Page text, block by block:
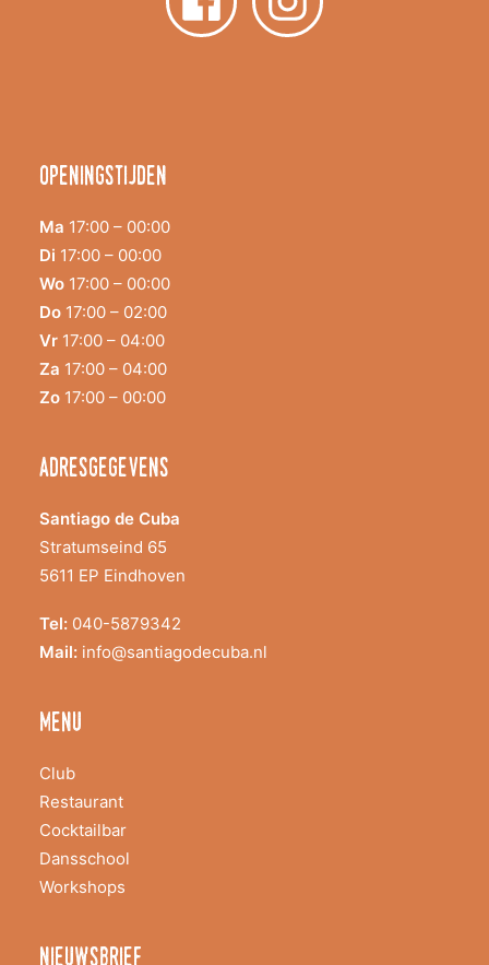
Openingstijden
Ma 17:00 – 00:00
Di 17:00 – 00:00
Wo 17:00 – 00:00
Do 17:00 – 02:00
Vr 17:00 – 04:00
Za 17:00 – 04:00
Zo 17:00 – 00:00
adresgegevens
Santiago de Cuba
Stratumseind 65
5611 EP Eindhoven
Tel: 040-5879342
Mail: info@santiagodecuba.nl
menu
Club
Restaurant
Cocktailbar
Dansschool
Workshops
nieuwsbrief